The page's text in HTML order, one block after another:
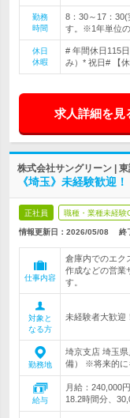
勤務
時間
8：30～17：
す。※1年単位
休日
休暇
# 年間休日115
み）* 祝日# 【
求人詳細を見
株式会社サングリーン |
《埼玉》未経験歓迎
正社員 職種・業種未経験
情報更新日：2026/05/08 終
仕事内容
倉庫内でのエク
作成などの営業
す。
対象と
なる方
未経験者大歓
勤務地
埼京支店 埼玉
備） ※将来的に
給与
月給：240,000
18.2時間分、